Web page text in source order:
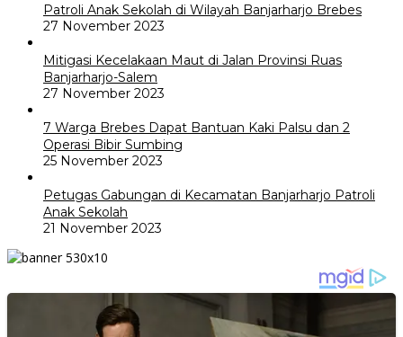
Patroli Anak Sekolah di Wilayah Banjarharjo Brebes
27 November 2023
Mitigasi Kecelakaan Maut di Jalan Provinsi Ruas
Banjarharjo-Salem
27 November 2023
7 Warga Brebes Dapat Bantuan Kaki Palsu dan 2
Operasi Bibir Sumbing
25 November 2023
Petugas Gabungan di Kecamatan Banjarharjo Patroli
Anak Sekolah
21 November 2023